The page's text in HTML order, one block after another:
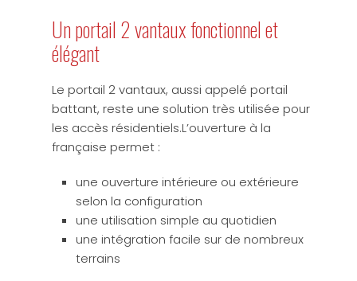
Un portail 2 vantaux fonctionnel et
élégant
Le portail 2 vantaux, aussi appelé portail
battant, reste une solution très utilisée pour
les accès résidentiels.L’ouverture à la
française permet :
une ouverture intérieure ou extérieure
selon la configuration
une utilisation simple au quotidien
une intégration facile sur de nombreux
terrains